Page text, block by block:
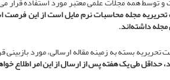
مجله محاسبات نرم مایل است از این فرصت
داشته‌اند.
تحریریه بسته به زمینه مقاله ارسالی، مورد
حداقل طی یک هفته پس از ارسال از این امر اطلاع